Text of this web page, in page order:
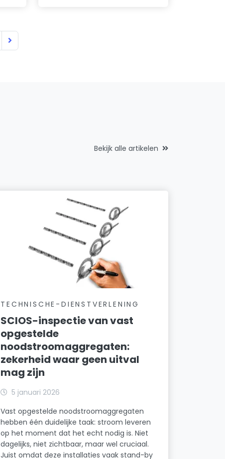
Bekijk alle artikelen
TECHNISCHE-DIENSTVERLENING
SCIOS-inspectie van vast
opgestelde
noodstroomaggregaten:
zekerheid waar geen uitval
mag zijn
5 januari 2026
Vast opgestelde noodstroomaggregaten
hebben één duidelijke taak: stroom leveren
op het moment dat het echt nodig is. Niet
dagelijks, niet zichtbaar, maar wel cruciaal.
Juist omdat deze installaties vaak stand-by